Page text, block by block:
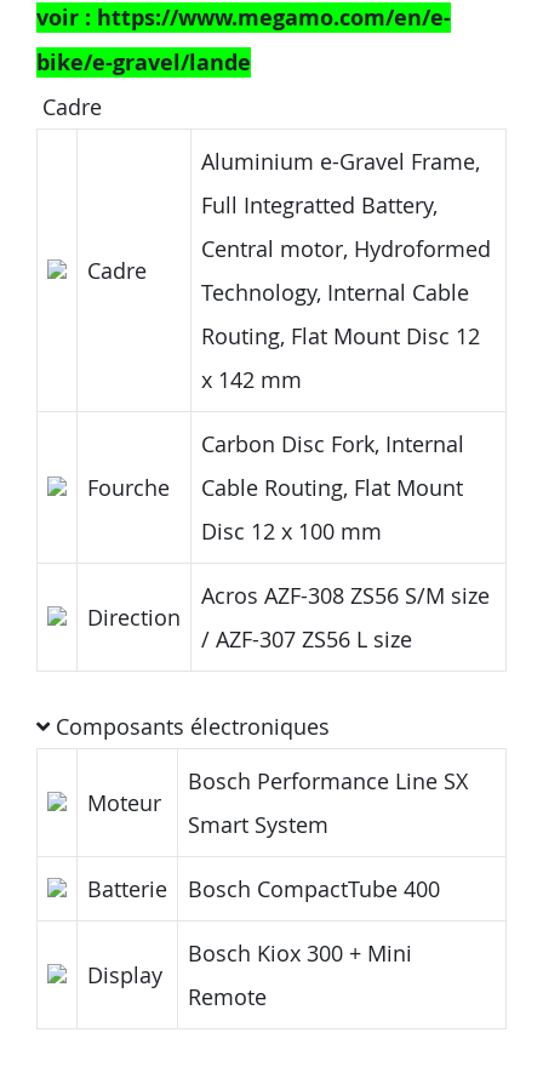
voir : https://www.megamo.com/en/e-
bike/e-gravel/lande
Cadre
Cadre
Aluminium e-Gravel Frame,
Full Integratted Battery,
Central motor, Hydroformed
Technology, Internal Cable
Routing, Flat Mount Disc 12
x 142 mm
Fourche
Carbon Disc Fork, Internal
Cable Routing, Flat Mount
Disc 12 x 100 mm
Direction
Acros AZF-308 ZS56 S/M size
/ AZF-307 ZS56 L size
Composants électroniques
Moteur
Bosch Performance Line SX
Smart System
Batterie Bosch CompactTube 400
Display
Bosch Kiox 300 + Mini
Remote